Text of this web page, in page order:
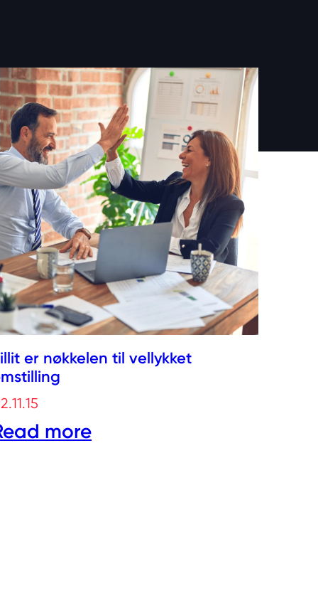
er nøkkelen til vellykket
more